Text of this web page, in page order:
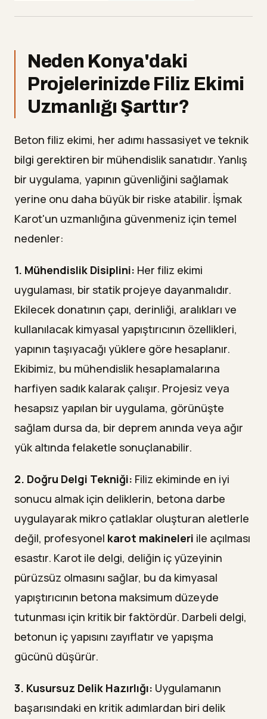
Neden Konya'daki
Projelerinizde Filiz Ekimi
Uzmanlığı Şarttır?
Beton filiz ekimi, her adımı hassasiyet ve teknik
bilgi gerektiren bir mühendislik sanatıdır. Yanlış
bir uygulama, yapının güvenliğini sağlamak
yerine onu daha büyük bir riske atabilir. İşmak
Karot'un uzmanlığına güvenmeniz için temel
nedenler:
1. Mühendislik Disiplini: Her filiz ekimi
uygulaması, bir statik projeye dayanmalıdır.
Ekilecek donatının çapı, derinliği, aralıkları ve
kullanılacak kimyasal yapıştırıcının özellikleri,
yapının taşıyacağı yüklere göre hesaplanır.
Ekibimiz, bu mühendislik hesaplamalarına
harfiyen sadık kalarak çalışır. Projesiz veya
hesapsız yapılan bir uygulama, görünüşte
sağlam dursa da, bir deprem anında veya ağır
yük altında felaketle sonuçlanabilir.
2. Doğru Delgi Tekniği: Filiz ekiminde en iyi
sonucu almak için deliklerin, betona darbe
uygulayarak mikro çatlaklar oluşturan aletlerle
değil, profesyonel karot makineleri ile açılması
esastır. Karot ile delgi, deliğin iç yüzeyinin
pürüzsüz olmasını sağlar, bu da kimyasal
yapıştırıcının betona maksimum düzeyde
tutunması için kritik bir faktördür. Darbeli delgi,
betonun iç yapısını zayıflatır ve yapışma
gücünü düşürür.
3. Kusursuz Delik Hazırlığı: Uygulamanın
başarısındaki en kritik adımlardan biri delik